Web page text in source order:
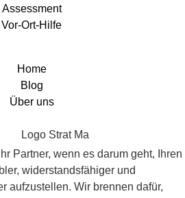
Assessment
Vor-Ort-Hilfe
Home
Blog
Über uns
Partner, wenn es darum geht, Ihren
widerstandsfähiger und
aufzustellen. Wir brennen dafür,